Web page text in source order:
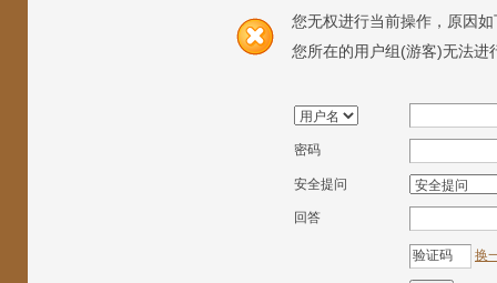
您无权进行当前操作，原因如
您所在的用户组(游客)无法进
密码
安全提问
回答
换